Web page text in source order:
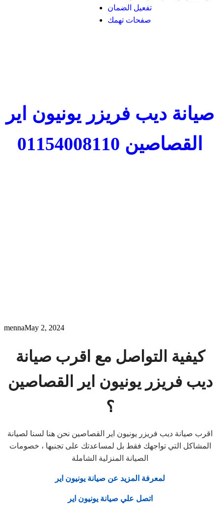
تفعيل الضمان
صفحات تهمك
صيانة ديب فريزر يونيون اير
القصاصين 01154008110
mennaMay 2, 2024
كيفية التواصل مع اقرب صيانة
ديب فريزر يونيون اير القصاصين
؟
اقرب صيانة ديب فريزر يونيون اير القصاصين نحن هنا لسنا لصيانة
المشاكل التي تواجهك فقط بل لمساعدتك على تجنبها ، خصومات
الصيانة المنزلية الشاملة
لمعرفة المزيد عن صيانة يونيون اير
اتصل علي صيانة يونيون اير